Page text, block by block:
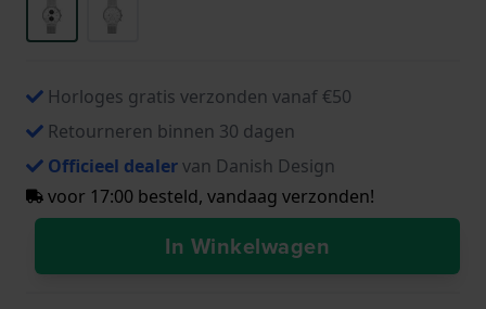
Horloges gratis verzonden vanaf €50
Retourneren binnen 30 dagen
Officieel dealervan Danish Design
voor 17:00 besteld, vandaag verzonden!
In Winkelwagen